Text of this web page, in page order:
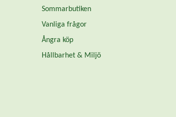
Sommarbutiken
Vanliga frågor
Ångra köp
Hållbarhet & Miljö